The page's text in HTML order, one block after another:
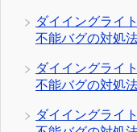
ダイイングライ
不能バグの対処
ダイイングライ
不能バグの対処
ダイイングライ